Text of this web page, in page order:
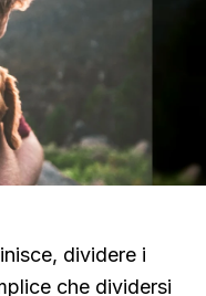
dividere i
che dividersi